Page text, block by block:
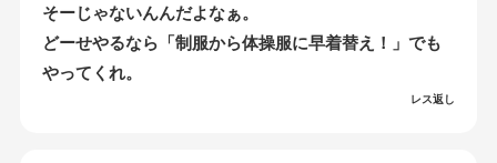
そーじゃないんんだよなぁ。
どーせやるなら「制服から体操服に早着替え！」でも
やってくれ。
レス返し